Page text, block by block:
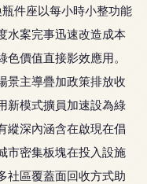
件座以每小時小整功能
水案完事迅速改造成本
價值直接影效應用。
景主導疊加政策排放收
新模式擴員加速設為綠
縱深內涵含在啟現在倡
市密集板塊在投入設施
社區覆蓋面回收方式助